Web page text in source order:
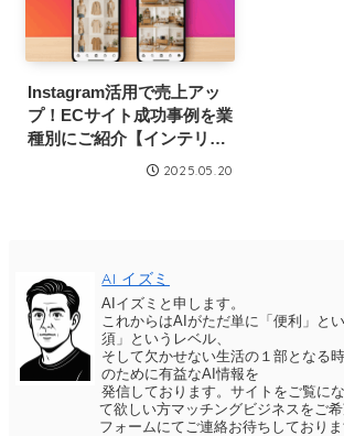
Instagram活用で売上アッ
プ！ECサイト成功事例を業
種別にご紹介【インテリア
／食品／アパレル】2025.05.20
AI イズミ
AIイズミと申します。
これからはAIがただ単に「便利」と
須」というレベル、
そして欠かせない生活の１部となる
のために有益なAI情報を
発信しております。サイトをご覧に
て欲しい方マッチングビジネスをご
フォームにてご連絡お待ちしておりま